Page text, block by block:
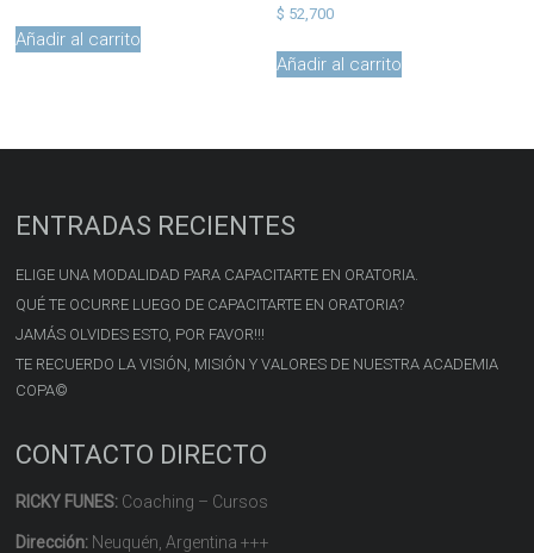
Añadir al carrito
$ 52,700
Añadir al carrito
ENTRADAS RECIENTES
ELIGE UNA MODALIDAD PARA CAPACITARTE EN ORATORIA.
QUÉ TE OCURRE LUEGO DE CAPACITARTE EN ORATORIA?
JAMÁS OLVIDES ESTO, POR FAVOR!!!
TE RECUERDO LA VISIÓN, MISIÓN Y VALORES DE NUESTRA ACADEMIA
COPA©
CONTACTO DIRECTO
RICKY FUNES: Coaching – Cursos
Dirección: Neuquén, Argentina +++